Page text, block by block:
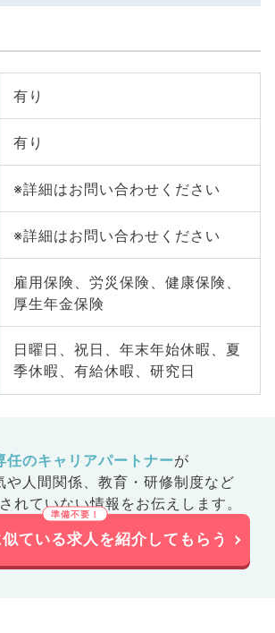
有り
有り
※詳細はお問い合わせください
※詳細はお問い合わせください
雇用保険、労災保険、健康保険、
厚生年金保険
日曜日、祝日、年末年始休暇、夏
季休暇、有給休暇、研究日
任のキャリアパートナーが
人間関係、 教育・研修制度など
れていない情報をお伝えします。
ている求人を紹介してもらう